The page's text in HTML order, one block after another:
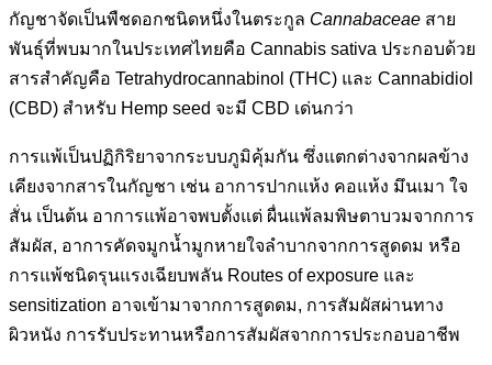
กัญชาจัดเป็นพืชดอกชนิดหนึ่งในตระกูล Cannabaceae สาย
พันธุ์ที่พบมากในประเทศไทยคือ Cannabis sativa ประกอบด้วย
สารสำคัญคือ Tetrahydrocannabinol (THC) และ Cannabidiol
(CBD) สำหรับ Hemp seed จะมี CBD เด่นกว่า
การแพ้เป็นปฏิกิริยาจากระบบภูมิคุ้มกัน ซึ่งแตกต่างจากผลข้าง
เคียงจากสารในกัญชา เช่น อาการปากแห้ง คอแห้ง มึนเมา ใจ
สั่น เป็นต้น อาการแพ้อาจพบตั้งแต่ ผื่นแพ้ลมพิษตาบวมจากการ
สัมผัส, อาการคัดจมูกน้ำมูกหายใจลำบากจากการสูดดม หรือ
การแพ้ชนิดรุนแรงเฉียบพลัน Routes of exposure และ
sensitization อาจเข้ามาจากการสูดดม, การสัมผัสผ่านทาง
ผิวหนัง การรับประทานหรือการสัมผัสจากการประกอบอาชีพ